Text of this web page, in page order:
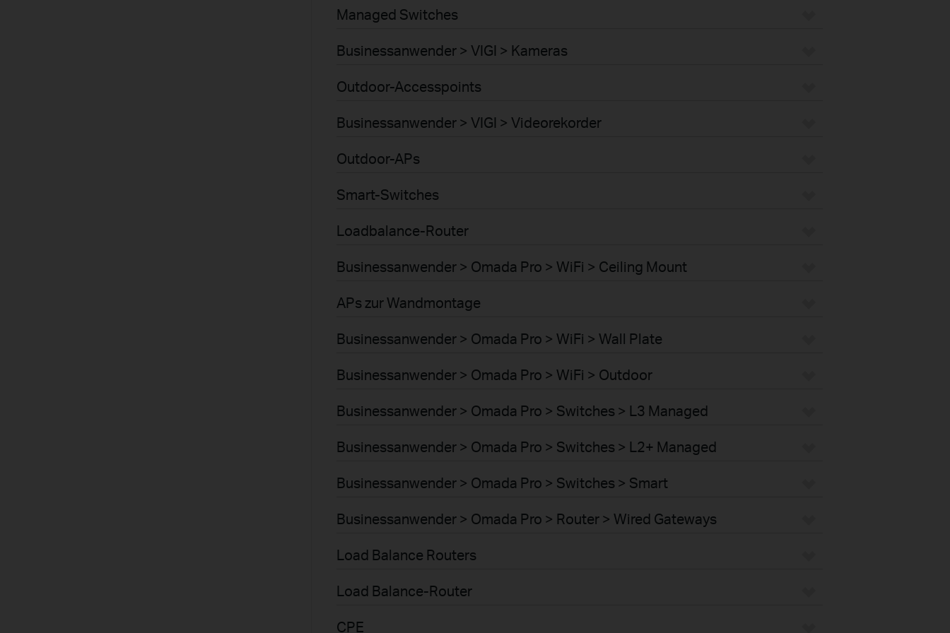
Managed Switches
Businessanwender > VIGI > Kameras
Outdoor-Accesspoints
Businessanwender > VIGI > Videorekorder
Outdoor-APs
Smart-Switches
Loadbalance-Router
Businessanwender > Omada Pro > WiFi > Ceiling Mount
APs zur Wandmontage
Businessanwender > Omada Pro > WiFi > Wall Plate
Businessanwender > Omada Pro > WiFi > Outdoor
Businessanwender > Omada Pro > Switches > L3 Managed
Businessanwender > Omada Pro > Switches > L2+ Managed
Businessanwender > Omada Pro > Switches > Smart
Businessanwender > Omada Pro > Router > Wired Gateways
Load Balance Routers
Load Balance-Router
CPE